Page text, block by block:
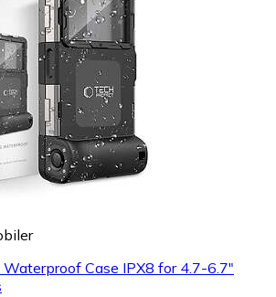
Case IPX8 for 4.7-6.7"